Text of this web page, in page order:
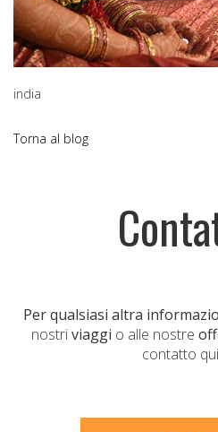
india
Torna al blog
Per qualsiasi altra
nostriviaggi o alle nostre
contatto